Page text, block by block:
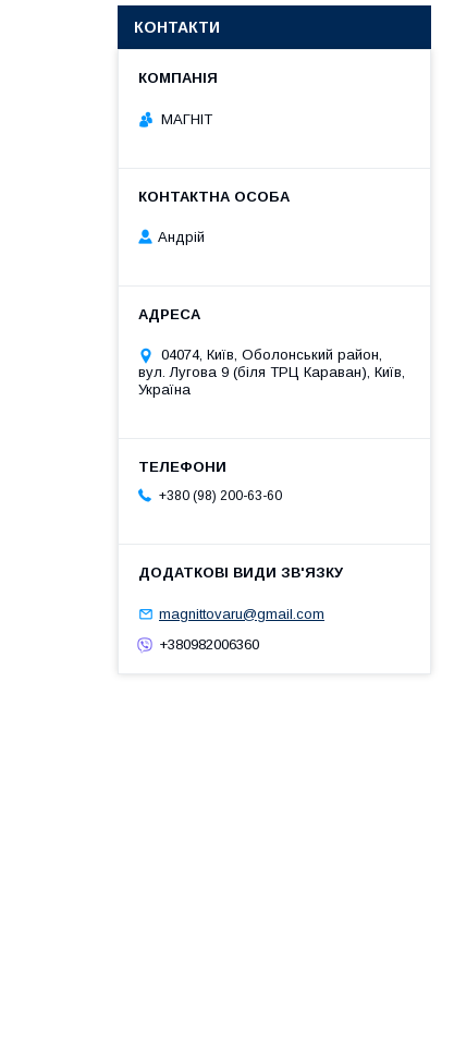
КОНТАКТИ
МАГНІТ
Андрій
04074, Київ, Оболонський район,
вул. Лугова 9 (біля ТРЦ Караван), Київ,
Україна
+380 (98) 200-63-60
magnittovaru@gmail.com
+380982006360